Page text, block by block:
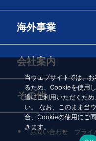
海外事業
会社案内
その他
お問い合わせ プライ
当ウェブサイトでは、
るため、Cookieを使用
適にご利用いただくた
い。 なお、このまま当
合、Cookieの使用にご
きます。